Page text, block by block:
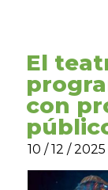
El
con
10 / 12 / 2025